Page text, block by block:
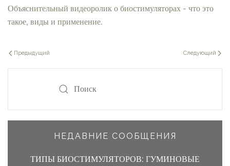
Объяснительный видеоролик о биостимуляторах - что это
такое, виды и применение.
Предыдущий Следующий
НЕДАВНИЕ СООБЩЕНИЯ
ТИПЫ БИОСТИМУЛЯТОРОВ: ГУМИНОВЫЕ